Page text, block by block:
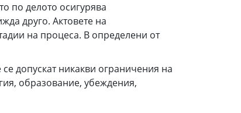
по делото осигурява
друго. Актовете на
на процеса. В определени от
допускат никакви ограничения на
образование, убеждения,